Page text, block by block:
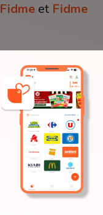
Fidme et Fidme